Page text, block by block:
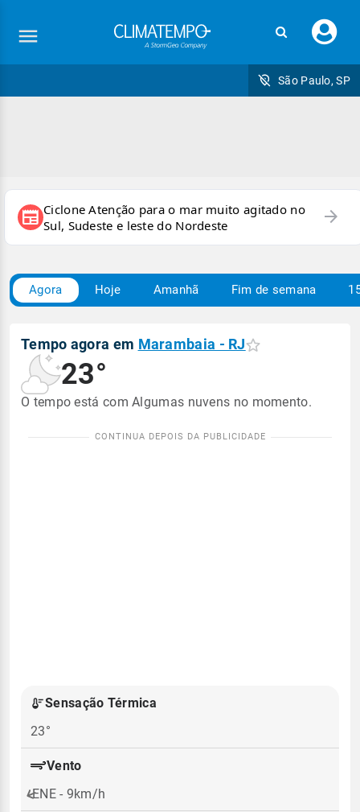
seu
São Paulo, SP
newspaper Ciclone Atenção para o mar muito agitado no
Sul, Sudeste e leste do Nordeste
arrow_forward
Agora Hoje Amanhã Fim de semana
Tempo agora em Marambaia - RJ
23°
O tempo está com Algumas nuvens no momento.
Sensação Térmica
23°
Vento
ENE - 9km/h